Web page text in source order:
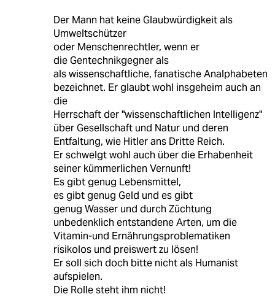
Der Mann hat keine Glaubwürdigkeit als
Umweltschützer
oder Menschenrechtler, wenn er
die Gentechnikgegner als
als wissenschaftliche, fanatische Analphabeten
bezeichnet. Er glaubt wohl insgeheim auch an
die
Herrschaft der "wissenschaftlichen Intelligenz"
über Gesellschaft und Natur und deren
Entfaltung, wie Hitler ans Dritte Reich.
Er schwelgt wohl auch über die Erhabenheit
seiner kümmerlichen Vernunft!
Es gibt genug Lebensmittel,
es gibt genug Geld und es gibt
genug Wasser und durch Züchtung
unbedenklich entstandene Arten, um die
Vitamin-und Ernährungsproblematiken
risikolos und preiswert zu lösen!
Er soll sich doch bitte nicht als Humanist
aufspielen.
Die Rolle steht ihm nicht!